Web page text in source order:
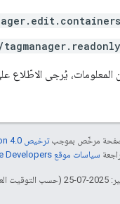
المعلومات، يُرجى الاطّلاع
مرخّص بموجبترخيص Creative Commons Attribution 4.0‏
سياسات موقع Google Developers‏
عليه)